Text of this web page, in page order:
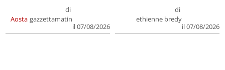
Aosta
di
gazzettamatin
il 07/08/2026
di
ethienne bredy
il 07/08/2026